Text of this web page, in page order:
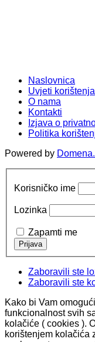
Naslovnica
Uvjeti korištenja
O nama
Kontakti
Izjava o
Politika
Powered by
Korisničko ime
Lozinka
Zapamti me
Zaboravili ste
Zaboravili ste
Kako bi Vam
funkcionalnost svih
kolačiće ( cookies ).
korištenjem kolačića